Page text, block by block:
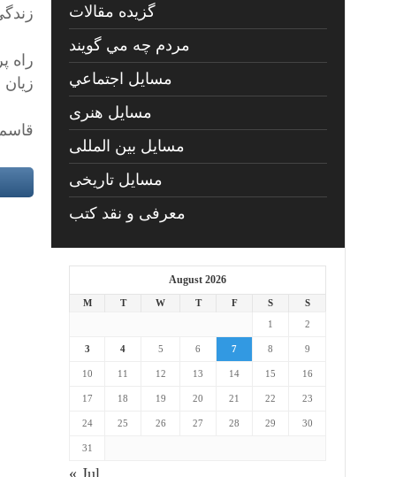
راه
گزیده مقالات
مردم چه مي گويند
مسايل اجتماعي
مسايل هنری
مسایل بین المللی
مسایل تاریخی
معرفی و نقد کتب
August 2026
M T W T F S
S
1
2
3 4 5 6 7 8 9
10 11 12 13 14 15 16
17 18 19 20 21 22 23
24 25 26 27 28 29 30
31
« Jul